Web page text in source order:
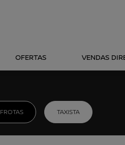
OFERTAS VENDAS
FROTAS TAXISTA